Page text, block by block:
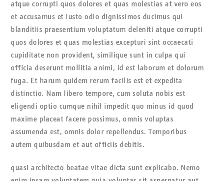
atque corrupti quos dolores et quas molestias at vero eos
et accusamus et iusto odio dignissimos ducimus qui
blanditiis praesentium voluptatum deleniti atque corrupti
quos dolores et quas molestias excepturi sint occaecati
cupiditate non provident, similique sunt in culpa qui
officia deserunt mollitia animi, id est laborum et dolorum
fuga. Et harum quidem rerum facilis est et expedita
distinctio. Nam libero tempore, cum soluta nobis est
eligendi optio cumque nihil impedit quo minus id quod
maxime placeat facere possimus, omnis voluptas
assumenda est, omnis dolor repellendus. Temporibus
autem quibusdam et aut officiis debitis.
quasi architecto beatae vitae dicta sunt explicabo. Nemo